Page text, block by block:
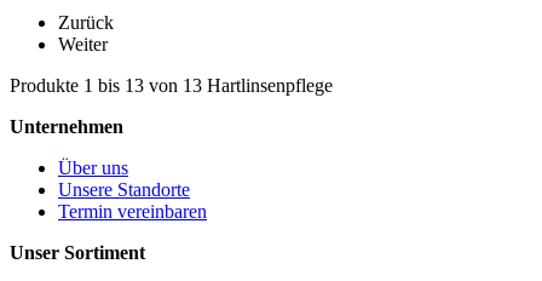
Zurück
Weiter
Produkte 1 bis 13 von 13 Hartlinsenpflege
Unternehmen
Über uns
Unsere Standorte
Termin vereinbaren
Unser Sortiment